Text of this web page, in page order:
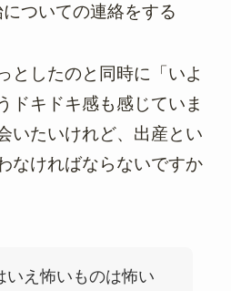
ついての連絡をする
としたのと同時に「いよ
ドキドキ感も感じていま
いたいけれど、出産とい
なければならないですか
いえ怖いものは怖い